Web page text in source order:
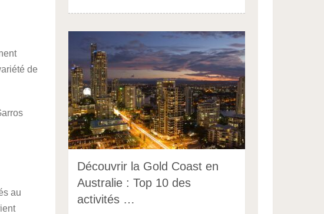
de
au
Découvrir la Gold Coast en
Australie : Top 10 des
activités …